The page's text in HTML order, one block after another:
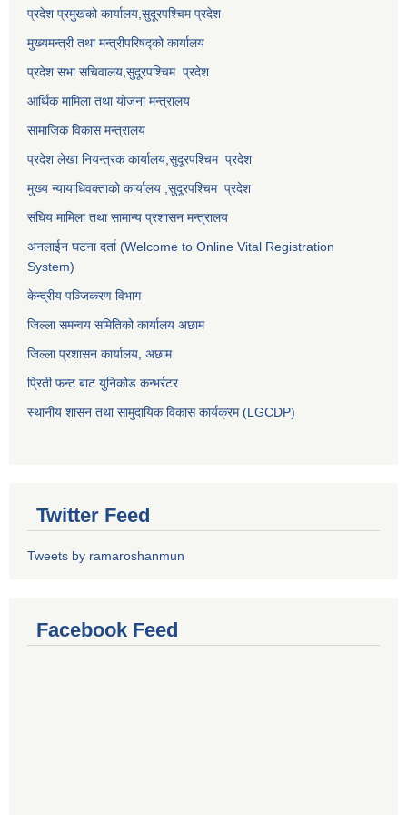
प्रदेश प्रमुखको कार्यालय, सुदूरपश्चिमप्रदेश
मुख्यमन्त्री तथा मन्त्रीपरिषद्को कार्यालय
प्रदेश सभा सचिवालय, सुदूरपश्चिम प्रदेश
आर्थिक मामिला तथा योजना मन्त्रालय
सामाजिक विकास मन्त्रालय
प्रदेश लेखा नियन्त्रक कार्यालय, सुदूरपश्चिम प्रदेश
मुख्य न्यायाधिवक्ताको कार्यालय , सुदूरपश्चिम प्रदेश
संघिय मामिला तथा सामान्य प्रशासन मन्त्रालय
अनलाईन घटना दर्ता (Welcome to Online Vital Registration
System)
केन्द्रीय पञ्जिकरण विभाग
जिल्ला समन्वय समितिको कार्यालय अछाम
जिल्ला प्रशासन कार्यालय, अछाम
प्रिती फन्ट बाट युनिकोड कन्भर्रटर
स्थानीय शासन तथा सामुदायिक विकास कार्यक्रम (LGCDP)
Twitter Feed
Tweets by ramaroshanmun
Facebook Feed